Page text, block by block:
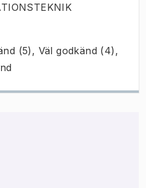
(5), Väl godkänd (4),